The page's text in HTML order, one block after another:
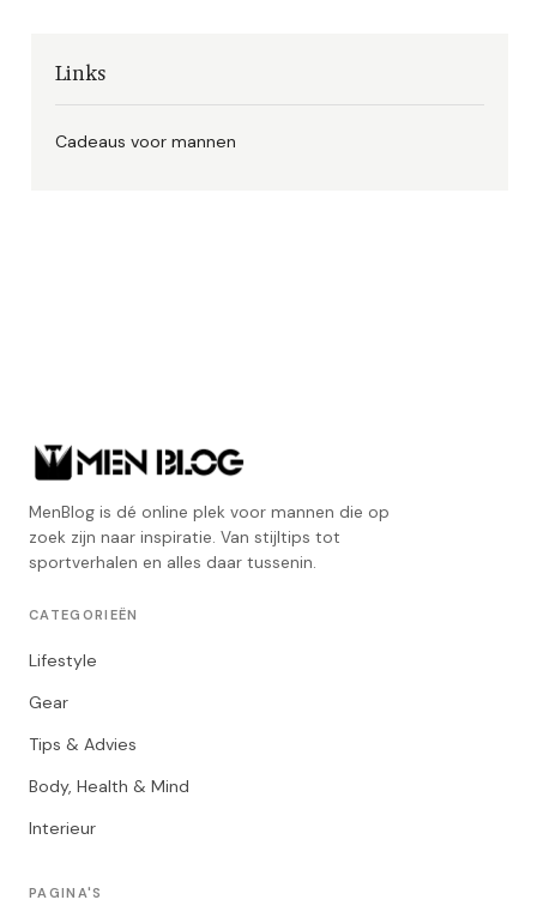
Links
Cadeaus voor mannen
MenBlog is dé online plek voor mannen die op
zoek zijn naar inspiratie. Van stijltips tot
sportverhalen en alles daar tussenin.
CATEGORIEËN
Lifestyle
Gear
Tips & Advies
Body, Health & Mind
Interieur
PAGINA'S